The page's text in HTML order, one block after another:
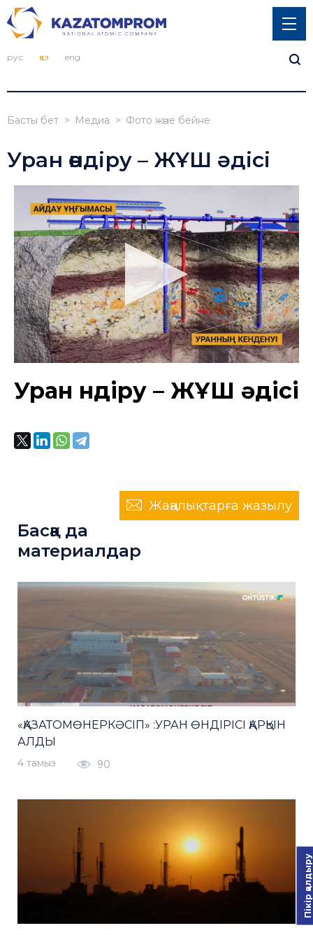
рус қаз eng
Басты бет Медиа Фото және бейне
Уран өндіру – ЖҰШ әдісі
Уран өндіру – ЖҰШ әдісі
Жаңалықтарға жазылу
Басқа да
материалдар
«ҚАЗАТОМӨНЕРКӘСІП» :УРАН ӨНДІРІСІ ҚАРҚЫН
АЛДЫ
4 тамыз 90
Пікір қалдыру